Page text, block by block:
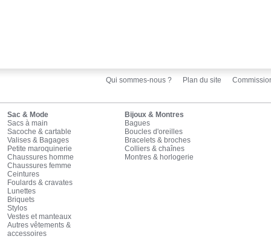
Qui sommes-nous ? Plan du site
Sac & Mode
Sacs à main
Sacoche & cartable
Valises & Bagages
Petite maroquinerie
Chaussures homme
Chaussures femme
Ceintures
Foulards & cravates
Lunettes
Briquets
Stylos
Vestes et manteaux
Autres vêtements &
accessoires
Bijoux & Montres
Bagues
Boucles d'oreilles
Bracelets & broches
Colliers & chaînes
Montres & horlogerie